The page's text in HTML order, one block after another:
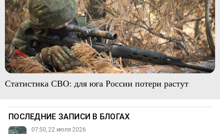
Статистика СВО: для юга России потери растут
ПОСЛЕДНИЕ ЗАПИСИ В БЛОГАХ
07:50, 22 июля 2026